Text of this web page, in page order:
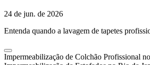
24 de jun. de 2026
Entenda quando a lavagem de tapetes
Impermeabilização de Colchão Profissional